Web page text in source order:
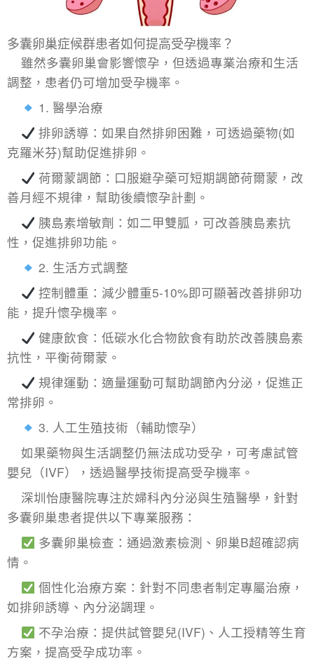
多囊卵巢症候群患者如何提高受孕機率？
雖然多囊卵巢會影響懷孕，但透過專業治療和生活
調整，患者仍可增加受孕機率。
1. 醫學治療
排卵誘導：如果自然排卵困難，可透過藥物(如
克羅米芬)幫助促進排卵。
荷爾蒙調節：口服避孕藥可短期調節荷爾蒙，改
善月經不規律，幫助後續懷孕計劃。
胰島素增敏劑：如二甲雙胍，可改善胰島素抗
性，促進排卵功能。
2. 生活方式調整
控制體重：減少體重5-10%即可顯著改善排卵功
能，提升懷孕機率。
健康飲食：低碳水化合物飲食有助於改善胰島素
抗性，平衡荷爾蒙。
規律運動：適量運動可幫助調節內分泌，促進正
常排卵。
3. 人工生殖技術（輔助懷孕）
如果藥物與生活調整仍無法成功受孕，可考慮試管
嬰兒（IVF），透過醫學技術提高受孕機率。
深圳怡康醫院專注於婦科內分泌與生殖醫學，針對
多囊卵巢患者提供以下專業服務：
多囊卵巢檢查 ：通過激素檢測、卵巢B超確認病
情。
個性化治療方案：針對不同患者制定專屬治療，
如排卵誘導、內分泌調理。
不孕治療：提供試管嬰兒(IVF)、人工授精等生育
方案，提高受孕成功率。